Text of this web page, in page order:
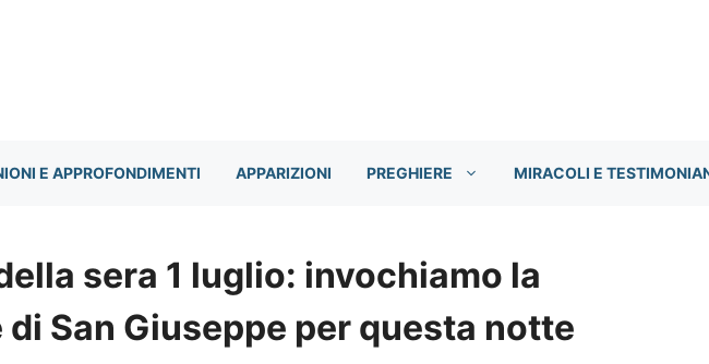
E APPROFONDIMENTI APPARIZIONI PREGHIERE MIRACOLI E
sera 1 luglio: invochiamo la
San Giuseppe per questa notte